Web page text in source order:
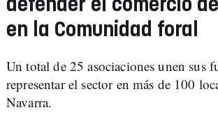
defender el comercio
en la Comunidad foral
Un total de 25 asociaciones unen sus
representar el sector en más de 100
Navarra.